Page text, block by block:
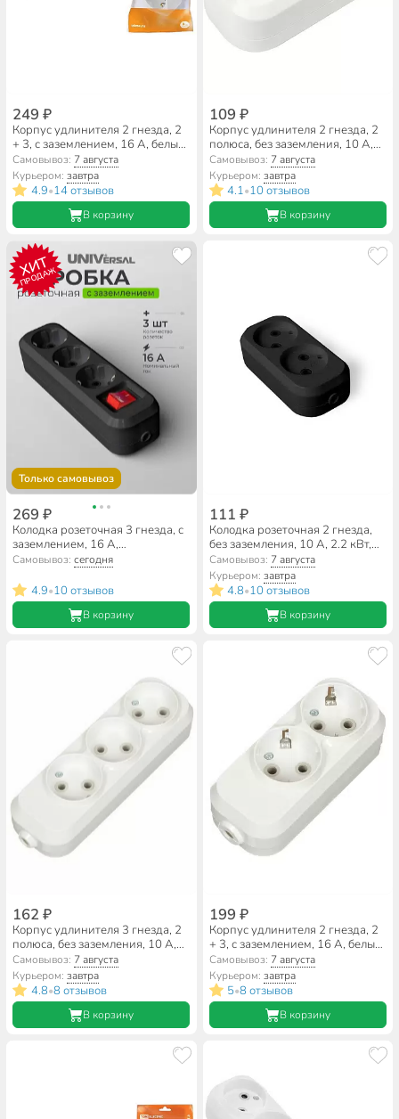
249 ₽
Корпус удлинителя 2 гнезда, 2
+ 3, с заземлением, 16 А, белый,
TDM Electric, SQ1806-0015
Самовывоз: 7 августа
Курьером:завтра
4.9•14 отзывов
В корзину
109 ₽
Корпус удлинителя 2 гнезда, 2
полюса, без заземления, 10 А,
3.5 кВт, Smartbuy, SBE-10-2-
00-N
Самовывоз: 7 августа
Курьером: завтра
4.1•10 отзывов
В корзину
ХИТ
ПРОДАЖ
Только самовывоз
269 ₽
Колодка розеточная 3 гнезда, с
заземлением, 16 А,
выключатель, черный,
UNIVersal, 13100
Самовывоз:сегодня
4.9•10 отзывов
В корзину
111 ₽
Колодка розеточная 2 гнезда,
без заземления, 10 А, 2.2 кВт,
черный, UNIVersal, 1301
Самовывоз: 7 августа
Курьером: завтра
4.8•10 отзывов
В корзину
162 ₽
Корпус удлинителя 3 гнезда, 2
полюса, без заземления, 10 А,
белый, TDM Electric, Народная,
SQ1806-0416
Самовывоз: 7 августа
Курьером:завтра
4.8•8 отзывов
В корзину
199 ₽
Корпус удлинителя 2 гнезда, 2
+ 3, с заземлением, 16 А, белый,
TDM Electric, Народная,
SQ1806-0414
Самовывоз: 7 августа
Курьером: завтра
5•8 отзывов
В корзину